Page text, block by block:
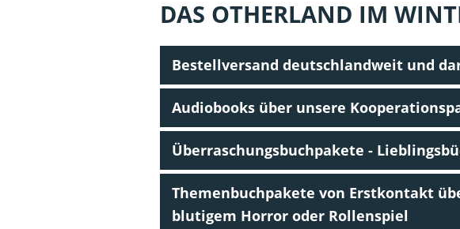
DAS OTHERLAND IM
Bestellversand deutschlandweit und
Audiobooks über unsere
Überraschungsbuchpakete -
Themenbuchpakete von Erstkontakt
blutigem Horror oder Rollenspiel